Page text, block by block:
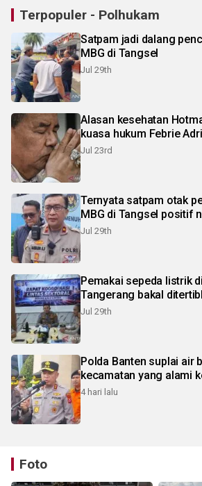
Terpopuler - Polhukam
Satpam jadi dalang
MBG di Tangsel
Jul 29th
Alasan kesehatan
kuasa hukum Febrie
Jul 23rd
Ternyata satpam otak
MBG di Tangsel positif
Jul 29th
Pemakai sepeda listrik
Tangerang bakal
Jul 29th
Polda Banten suplai air
kecamatan yang alami
4 hari lalu
Foto